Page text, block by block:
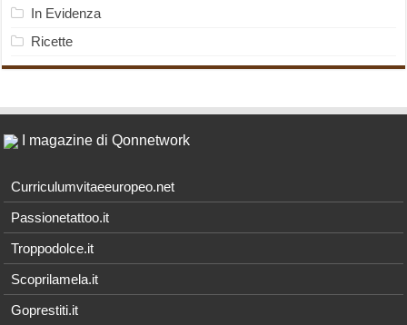
In Evidenza
Ricette
I magazine di Qonnetwork
Curriculumvitaeeuropeo.net
Passionetattoo.it
Troppodolce.it
Scoprilamela.it
Goprestiti.it